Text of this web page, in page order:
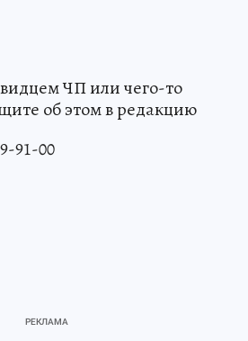
ЧП или чего-то
об этом в редакцию
91-00